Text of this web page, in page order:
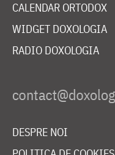
CALENDAR ORTODOX
WIDGET DOXOLOGIA
RADIO DOXOLOGIA
DESPRE NOI